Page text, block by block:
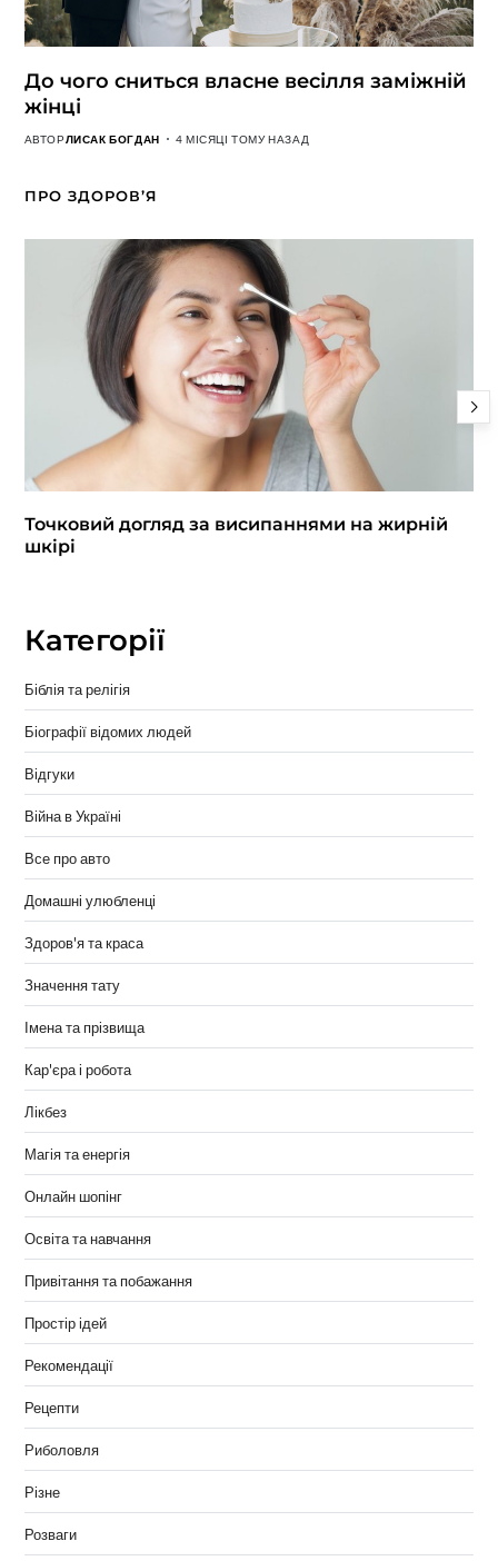
До чого сниться власне весілля заміжній
жінці
АВТОРЛИСАК БОГДАН 4 МІСЯЦІ ТОМУ НАЗАД
ПРО ЗДОРОВ’Я
Точковий догляд за висипаннями на жирній
шкірі
Категорії
Біблія та релігія
Біографії відомих людей
Відгуки
Війна в Україні
Все про авто
Домашні улюбленці
Здоров'я та краса
Значення тату
Імена та прізвища
Кар'єра і робота
Лікбез
Магія та енергія
Онлайн шопінг
Освіта та навчання
Привітання та побажання
Простір ідей
Рекомендації
Рецепти
Риболовля
Різне
Розваги